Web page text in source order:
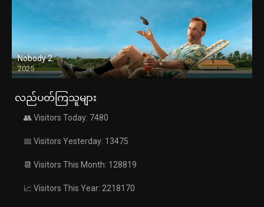
Nobody 2
2025
လည်ပတ်ကြသူများ
👥 Visitors Today: 7480
📅 Visitors Yesterday: 13475
📆 Visitors This Month: 128819
📈 Visitors This Year: 2218170